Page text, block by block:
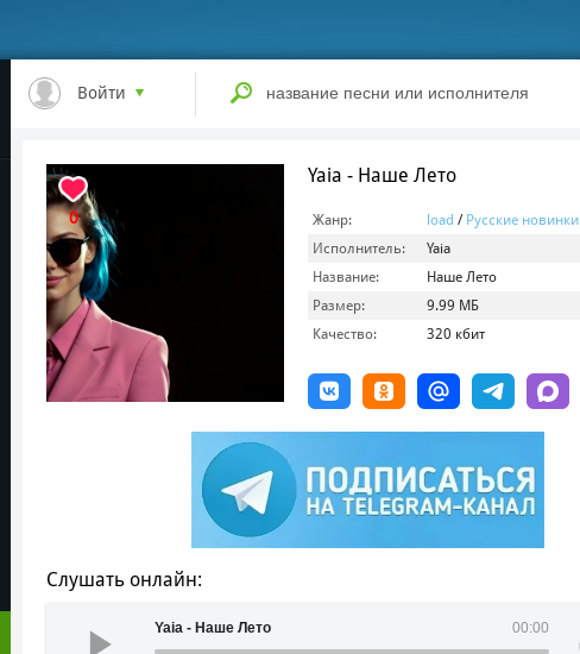
Войти
0
Yaia - Наше Лето
Жанр: load / Русские новинки
Исполнитель:
Yaia
Название:
Наше Лето
Размер:
9.99 МБ
Качество:
320 кбит
Слушать онлайн:
00:00
Yaia - Наше Лето